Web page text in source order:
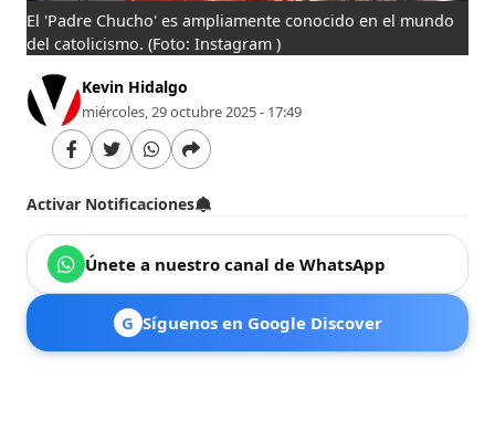
El 'Padre Chucho' es ampliamente conocido en el mundo
del catolicismo.(Foto: Instagram )
Kevin Hidalgo
miércoles, 29 octubre 2025 - 17:49
Activar Notificaciones
Únete a nuestro canal de WhatsApp
G Síguenos en Google Discover